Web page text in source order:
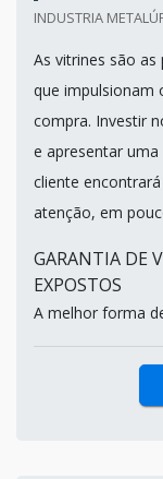
INDUSTRIA
As vitrines são
que impulsionam
compra. Investir
e apresentar
cliente
atenção, em
GARANTIA DE
EXPOSTOS
A melhor forma